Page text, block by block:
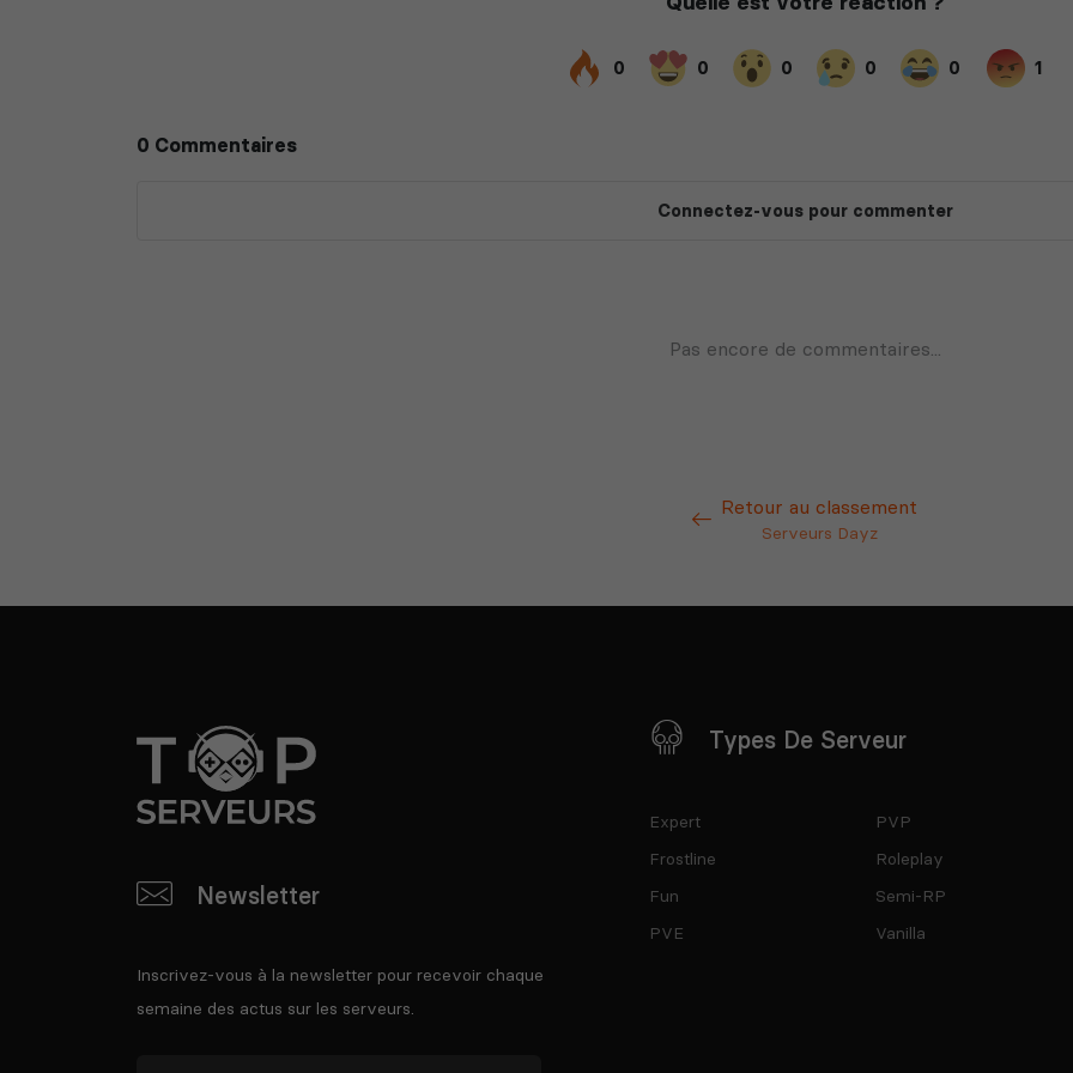
Retour au classement
Serveurs Dayz
Newsletter
Inscrivez-vous à la newsletter pour recevoir chaque
semaine des actus sur les serveurs.
Types De Serveur
Expert
Frostline
Fun
PVE
PVP
Roleplay
Semi-RP
Vanilla